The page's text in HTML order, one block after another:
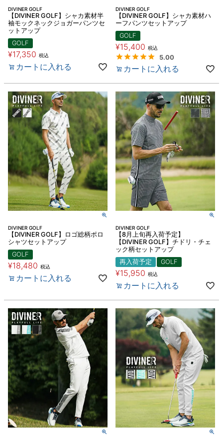
DIVINER GOLF
【DIVINER GOLF】シャカ素材半
袖モックネックジョガーパンツセ
ットアップ
GOLF
¥17,350 税込
カートに入れる
DIVINER GOLF
【DIVINER GOLF】シャカ素材ハ
ーフパンツセットアップ
GOLF
¥15,400 税込
5.00
カートに入れる
DIVINER GOLF
【DIVINER GOLF】ロゴ総柄ポロ
シャツセットアップ
GOLF
¥18,480 税込
カートに入れる
DIVINER GOLF
【8月上旬再入荷予定】
【DIVINER GOLF】チドリ・チェ
ック柄セットアップ
再入荷予定
GOLF
¥15,950 税込
カートに入れる